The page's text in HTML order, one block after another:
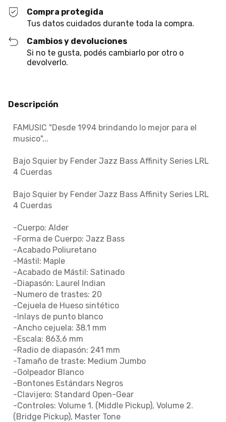
Compra protegida
Tus datos cuidados durante toda la compra.
Cambios y devoluciones
Si no te gusta, podés cambiarlo por otro o
devolverlo.
Descripción
FAMUSIC "Desde 1994 brindando lo mejor para el
musico"...
Bajo Squier by Fender Jazz Bass Affinity Series LRL
4 Cuerdas
Bajo Squier by Fender Jazz Bass Affinity Series LRL
4 Cuerdas
-Cuerpo: Alder
-Forma de Cuerpo: Jazz Bass
-Acabado Poliuretano
-Mástil: Maple
-Acabado de Mástil: Satinado
-Diapasón: Laurel Indian
-Numero de trastes: 20
-Cejuela de Hueso sintético
-Inlays de punto blanco
-Ancho cejuela: 38.1 mm
-Escala: 863,6 mm
-Radio de diapasón: 241 mm
-Tamaño de traste: Medium Jumbo
-Golpeador Blanco
-Bontones Estándars Negros
-Clavijero: Standard Open-Gear
-Controles: Volume 1. (Middle Pickup), Volume 2.
(Bridge Pickup), Master Tone